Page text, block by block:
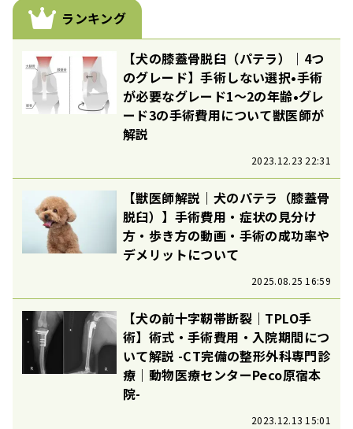
ランキング
【犬の膝蓋骨脱臼（パテラ）｜4つ
のグレード】手術しない選択•手術
が必要なグレード1〜2の年齢•グレ
ード3の手術費用について獣医師が
解説
2023.12.23 22:31
【獣医師解説｜犬のパテラ（膝蓋骨
脱臼）】手術費用・症状の見分け
方・歩き方の動画・手術の成功率や
デメリットについて
2025.08.25 16:59
【犬の前十字靭帯断裂｜TPLO手
術】術式・手術費用・入院期間につ
いて解説 -CT完備の整形外科専門診
療｜動物医療センターPeco原宿本
院-
2023.12.13 15:01